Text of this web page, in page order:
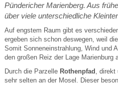
Pündericher Marienberg. Aus
über viele unterschiedliche
Auf engstem Raum gibt es
ergeben sich schon deswegen, weil
Somit Sonneneinstrahlung, Wind und
den großen Reiz der Lage Marienburg
Durch die Parzelle Rothenpfad , direkt
sehr selten an der Mosel. Dieser